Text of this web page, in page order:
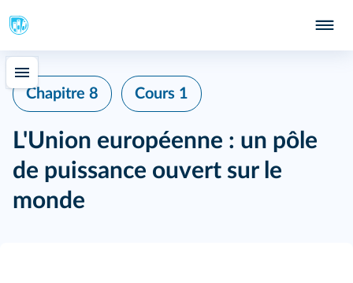
Chapitre 8 Cours 1
L'Union européenne : un pôle
de puissance ouvert sur le
monde